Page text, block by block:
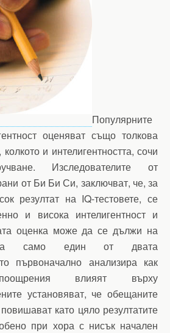
Популярните
оценяват също толкова
и интелигентността, сочи
Изследователите от
от Би Би Си, заключват, че, за
резултат на IQ-тестовете, се
и висока интелигентност и
оценка може да се дължи на
само един от двата
първоначално анализира как
влияят върху
установяват, че обещаните
като цяло резултатите
при хора с нисък начален